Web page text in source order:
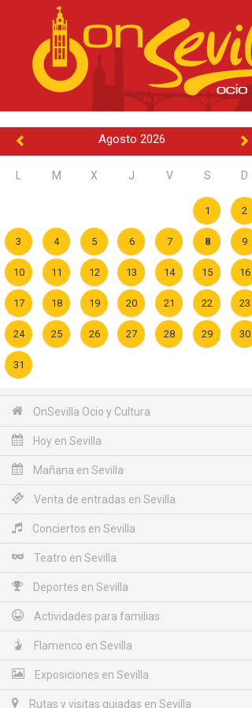
Agosto 2026
M X J V S D
1 2
3 4 5 6 7 8 9
10 11 12 13 14 15 16
17 18 19 20 21 22 23
24 25 26 27 28 29 30
31
OnSevilla Ocio y Cultura
Hoy en Sevilla
Mañana en Sevilla
Venta de entradas en Sevilla
Conciertos en Sevilla
Teatro en Sevilla
Deportes en Sevilla
Actividades para familias
Flamenco en Sevilla
Exposiciones en Sevilla
Rutas y visitas guiadas en Sevilla